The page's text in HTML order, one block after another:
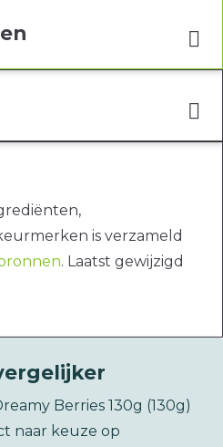
is verzameld
. Laatst gewijzigd
Berries 130g (130g)
naar keuze op